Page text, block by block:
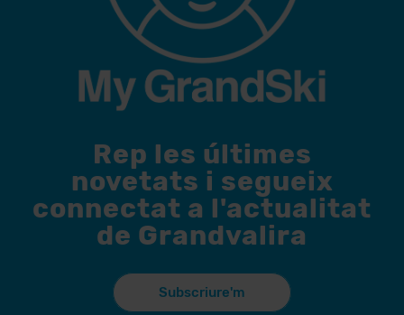
Rep les últimes
novetats i segueix
connectat a l'actualitat
de Grandvalira
Subscriure'm